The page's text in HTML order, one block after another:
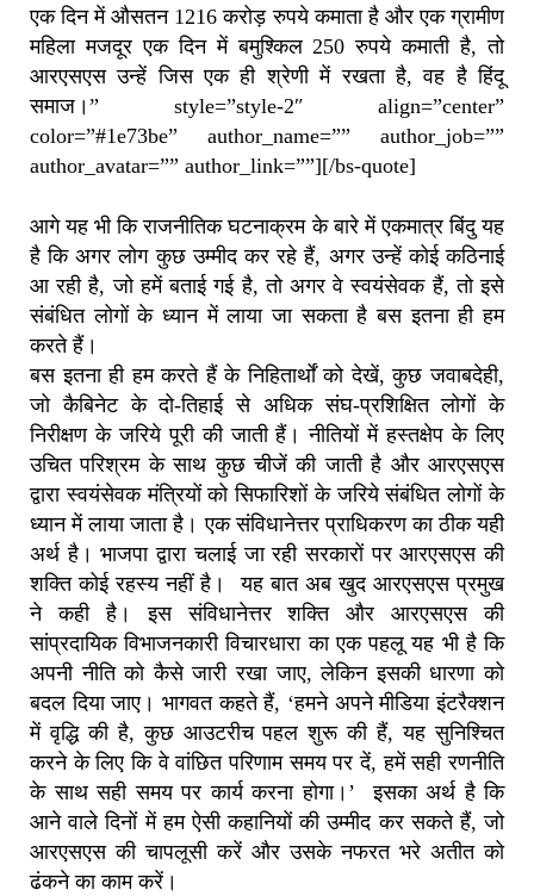
एक दिन में औसतन 1216 करोड़ रुपये कमाता है और एक ग्रामीण
महिला मजदूर एक दिन में बमुश्किल 250 रुपये कमाती है, तो
आरएसएस उन्हें जिस एक ही श्रेणी में रखता है, वह है हिंदू
समाज।” style=”style-2″ align=”center”
color=”#1e73be” author_name=”” author_job=””
author_avatar=”” author_link=””][/bs-quote]
आगे यह भी कि राजनीतिक घटनाक्रम के बारे में एकमात्र बिंदु यह
है कि अगर लोग कुछ उम्मीद कर रहे हैं, अगर उन्हें कोई कठिनाई
आ रही है, जो हमें बताई गई है, तो अगर वे स्वयंसेवक हैं, तो इसे
संबंधित लोगों के ध्यान में लाया जा सकता है बस इतना ही हम
करते हैं।
बस इतना ही हम करते हैं के निहितार्थों को देखें, कुछ जवाबदेही,
जो कैबिनेट के दो-तिहाई से अधिक संघ-प्रशिक्षित लोगों के
निरीक्षण के जरिये पूरी की जाती हैं। नीतियों में हस्तक्षेप के लिए
उचित परिश्रम के साथ कुछ चीजें की जाती है और आरएसएस
द्वारा स्वयंसेवक मंत्रियों को सिफारिशों के जरिये संबंधित लोगों के
ध्यान में लाया जाता है। एक संविधानेत्तर प्राधिकरण का ठीक यही
अर्थ है। भाजपा द्वारा चलाई जा रही सरकारों पर आरएसएस की
शक्ति कोई रहस्य नहीं है। यह बात अब खुद आरएसएस प्रमुख
ने कही है। इस संविधानेत्तर शक्ति और आरएसएस की
सांप्रदायिक विभाजनकारी विचारधारा का एक पहलू यह भी है कि
अपनी नीति को कैसे जारी रखा जाए, लेकिन इसकी धारणा को
बदल दिया जाए। भागवत कहते हैं, ‘हमने अपने मीडिया इंटरैक्शन
में वृद्धि की है, कुछ आउटरीच पहल शुरू की हैं, यह सुनिश्चित
करने के लिए कि वे वांछित परिणाम समय पर दें, हमें सही रणनीति
के साथ सही समय पर कार्य करना होगा।’ इसका अर्थ है कि
आने वाले दिनों में हम ऐसी कहानियों की उम्मीद कर सकते हैं, जो
आरएसएस की चापलूसी करें और उसके नफरत भरे अतीत को
ढंकने का काम करें।